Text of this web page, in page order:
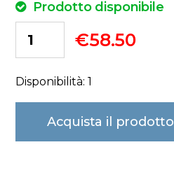
Prodotto disponibile
€58.50
Disponibilità: 1
Acquista il prodotto